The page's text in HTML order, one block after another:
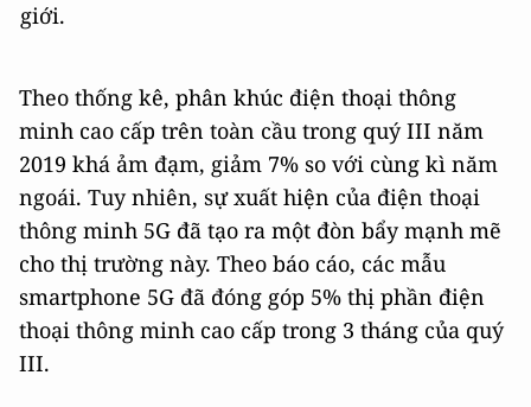
giới.
Theo thống kê, phân khúc điện thoại thông
minh cao cấp trên toàn cầu trong quý III năm
2019 khá ảm đạm, giảm 7% so với cùng kì năm
ngoái. Tuy nhiên, sự xuất hiện của điện thoại
thông minh 5G đã tạo ra một đòn bẩy mạnh mẽ
cho thị trường này. Theo báo cáo, các mẫu
smartphone 5G đã đóng góp 5% thị phần điện
thoại thông minh cao cấp trong 3 tháng của quý
III.